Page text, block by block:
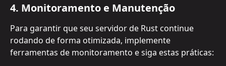
4. Monitoramento e Manutenção
Para garantir que seu servidor de Rust continue
rodando de forma otimizada, implemente
ferramentas de monitoramento e siga estas práticas: